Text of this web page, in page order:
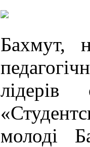
Бахмут,
лідерів
молоді